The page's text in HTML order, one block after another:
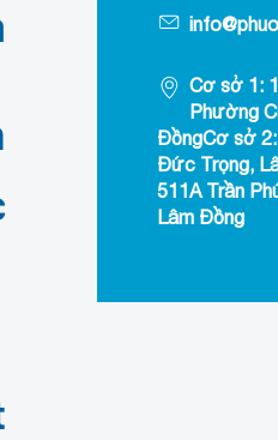
Cơ sở 1:
Phường
ĐồngCơ sở
Đức Trọng,
511A Trần
Lâm Đồng